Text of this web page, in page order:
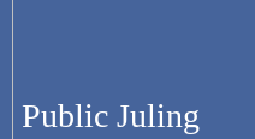
Public Juling